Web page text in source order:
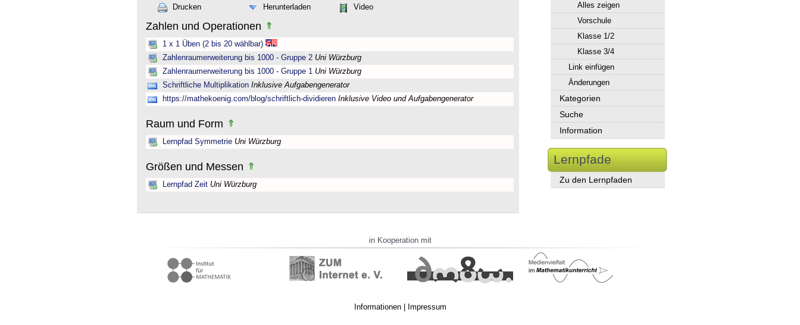
Drucken
Herunterladen Video
Zahlen und Operationen
1 x 1 Üben (2 bis 20 wählbar)
Zahlenraumerweiterung bis 1000 - Gruppe 2 Uni Würzburg
Zahlenraumerweiterung bis 1000 - Gruppe 1 Uni Würzburg
Schriftliche Multiplikation Inklusive Aufgabengenerator
https://mathekoenig.com/blog/schriftlich-dividieren Inklusive Video und Aufgabengenerator
Raum und Form
Lernpfad Symmetrie Uni Würzburg
Größen und Messen
Lernpfad Zeit Uni Würzburg
Alles zeigen
Vorschule
Klasse 1/2
Klasse 3/4
Link einfügen
Änderungen
Kategorien
Suche
Information
Lernpfade
Zu den Lernpfaden
in Kooperation mit
Informationen| Impressum